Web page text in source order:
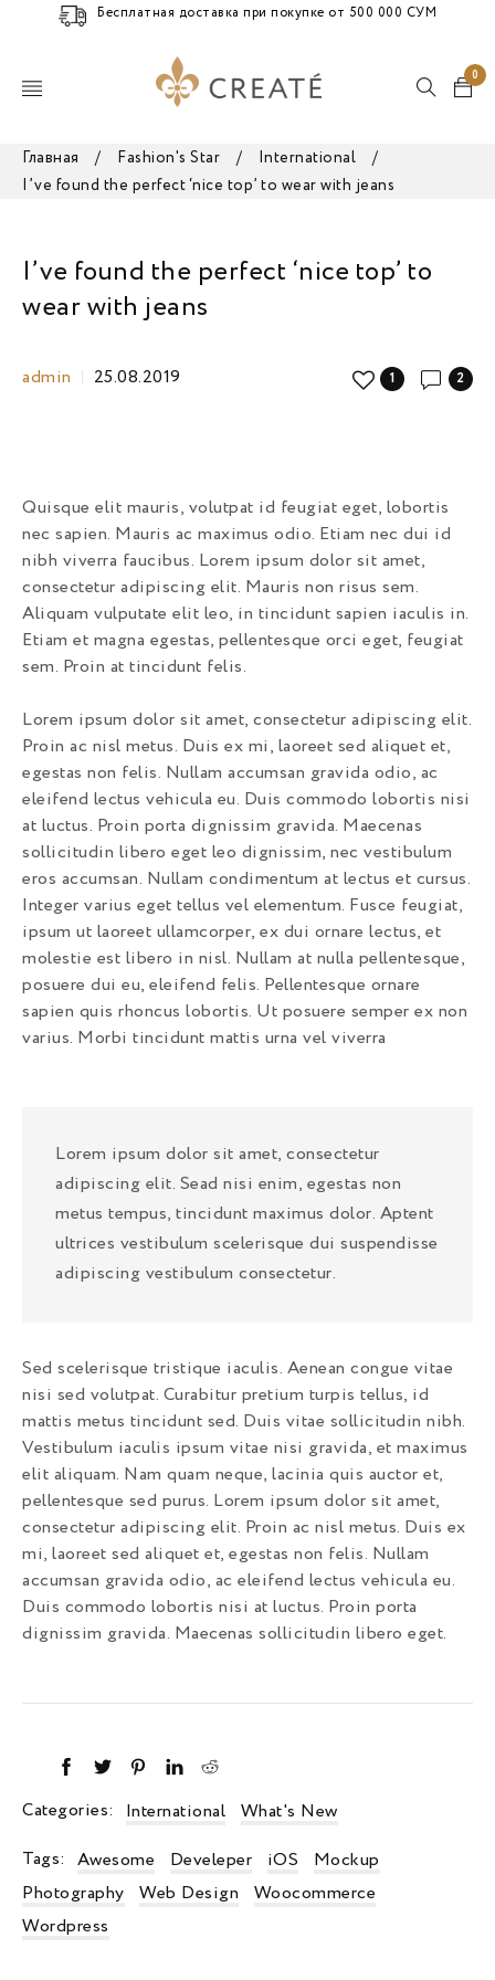
Бесплатная доставка при покупке от 500 000 СУМ
0
Главная / Fashion's Star / International
/
I’ve found the perfect ‘nice top’ to wear with jeans
I’ve found the perfect ‘nice top’ to
wear with jeans
admin 25.08.2019 2
1
Quisque elit mauris, volutpat id feugiat eget, lobortis
nec sapien. Mauris ac maximus odio. Etiam nec dui id
nibh viverra faucibus. Lorem ipsum dolor sit amet,
consectetur adipiscing elit. Mauris non risus sem.
Aliquam vulputate elit leo, in tincidunt sapien iaculis in.
Etiam et magna egestas, pellentesque orci eget, feugiat
sem. Proin at tincidunt felis.
Lorem ipsum dolor sit amet, consectetur adipiscing elit.
Proin ac nisl metus. Duis ex mi, laoreet sed aliquet et,
egestas non felis. Nullam accumsan gravida odio, ac
eleifend lectus vehicula eu. Duis commodo lobortis nisi
at luctus. Proin porta dignissim gravida. Maecenas
sollicitudin libero eget leo dignissim, nec vestibulum
eros accumsan. Nullam condimentum at lectus et cursus.
Integer varius eget tellus vel elementum. Fusce feugiat,
ipsum ut laoreet ullamcorper, ex dui ornare lectus, et
molestie est libero in nisl. Nullam at nulla pellentesque,
posuere dui eu, eleifend felis. Pellentesque ornare
sapien quis rhoncus lobortis. Ut posuere semper ex non
varius. Morbi tincidunt mattis urna vel viverra
Lorem ipsum dolor sit amet, consectetur
adipiscing elit. Sead nisi enim, egestas non
metus tempus, tincidunt maximus dolor. Aptent
ultrices vestibulum scelerisque dui suspendisse
adipiscing vestibulum consectetur.
Sed scelerisque tristique iaculis. Aenean congue vitae
nisi sed volutpat. Curabitur pretium turpis tellus, id
mattis metus tincidunt sed. Duis vitae sollicitudin nibh.
Vestibulum iaculis ipsum vitae nisi gravida, et maximus
elit aliquam. Nam quam neque, lacinia quis auctor et,
pellentesque sed purus. Lorem ipsum dolor sit amet,
consectetur adipiscing elit. Proin ac nisl metus. Duis ex
mi, laoreet sed aliquet et, egestas non felis. Nullam
accumsan gravida odio, ac eleifend lectus vehicula eu.
Duis commodo lobortis nisi at luctus. Proin porta
dignissim gravida. Maecenas sollicitudin libero eget.
Categories: International What's New
Tags: Awesome Develeper iOS
Mockup
Photography
Web Design
Woocommerce
Wordpress